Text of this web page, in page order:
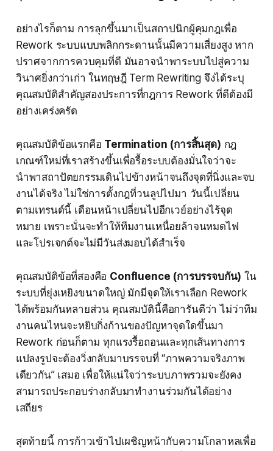
อย่างไรก็ตาม การลุกขึ้นมาเป็นสถาปนิกผู้คุมกฎเพื่อ
Rework ระบบแบบพลิกกระดานนั้นมีความเสี่ยงสูง หาก
ปราศจากการควบคุมที่ดี มันอาจนำพาระบบไปสู่ความ
วินาศยิ่งกว่าเก่า ในทฤษฎี Term Rewriting จึงได้ระบุ
คุณสมบัติสำคัญสองประการที่กฎการ Rework ที่ดีต้องมี
อย่างเคร่งครัด
คุณสมบัติข้อแรกคือ Termination (การสิ้นสุด) กฎ
เกณฑ์ใหม่ที่เราสร้างขึ้นเพื่อรื้อระบบต้องมั่นใจว่าจะ
นำพาสถาปัตยกรรมเดินไปข้างหน้าจนถึงจุดที่นิ่งและจบ
งานได้จริง ไม่ใช่การตั้งกฎที่วนลูปไปมา วันนี้เปลี่ยน
ตามเทรนด์นี้ เดือนหน้าเปลี่ยนไปอีกเวย์อย่างไร้จุด
หมาย เพราะนั่นจะทำให้ทีมงานเหนื่อยล้าจนหมดไฟ
และโปรเจกต์จะไม่มีวันส่งมอบได้สำเร็จ
คุณสมบัติข้อที่สองคือ Confluence (การบรรจบกัน) ใน
ระบบที่ยุ่งเหยิงขนาดใหญ่ มักมีจุดให้เราเลือก Rework
ได้พร้อมกันหลายส่วน คุณสมบัตินี้คือการันตีว่า ไม่ว่าทีม
งานคนไหนจะหยิบกิ่งก้านของปัญหาจุดใดขึ้นมา
Rework ก่อนก็ตาม ทุกแรงรื้อถอนและทุกเส้นทางการ
แปลงรูปจะต้องวิ่งกลับมาบรรจบที่ “ภาพความจริงภาพ
เดียวกัน” เสมอ เพื่อให้แน่ใจว่าระบบภาพรวมจะยังคง
สามารถประกอบร่างกลับมาทำงานร่วมกันได้อย่าง
เสถียร
สุดท้ายนี้ การก้าวเข้าไปเผชิญหน้ากับความโกลาหลเพื่อ